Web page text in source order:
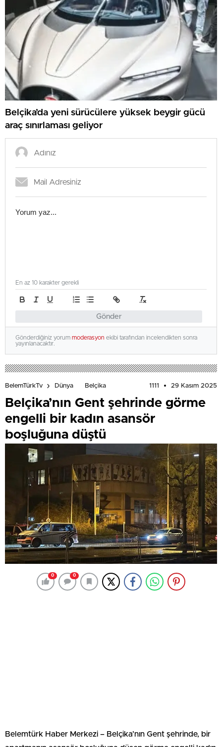
Belçika’da yeni sürücülere yüksek beygir gücü
araç sınırlaması geliyor
Gönder
En az 10 karakter gerekli
Gönderdiğiniz yorum moderasyon ekibi tarafından incelendikten sonra
yayınlanacaktır.
BelemTürkTv Dünya Belçika 1111 29 Kasım 2025
Belçika’nın Gent şehrinde görme
engelli bir kadın asansör
boşluğuna düştü
0 0
Belemtürk Haber Merkezi – Belçika’nın Gent şehrinde, bir